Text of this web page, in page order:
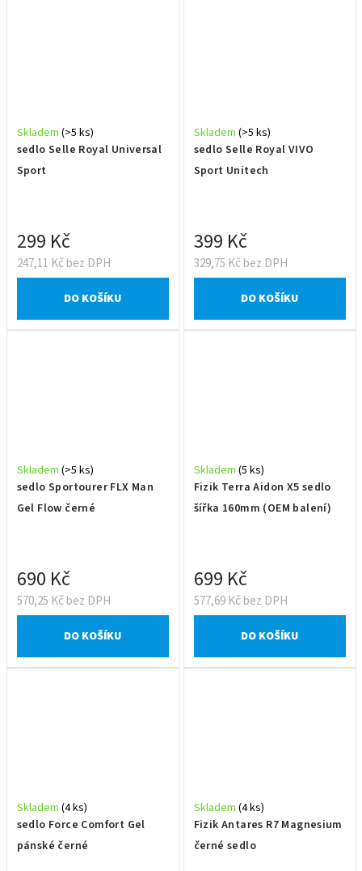
sedlo Selle Royal Universal
Sport
Skladem (>5 ks)
247,11 Kč bez DPH
299 Kč
DO KOŠÍKU
sedlo Selle Royal VIVO
Sport Unitech
Skladem (>5 ks)
329,75 Kč bez DPH
399 Kč
DO KOŠÍKU
sedlo Sportourer FLX Man
Gel Flow černé
Skladem (>5 ks)
570,25 Kč bez DPH
690 Kč
DO KOŠÍKU
Fizik Terra Aidon X5 sedlo
šířka 160mm (OEM balení)
Skladem (5 ks)
577,69 Kč bez DPH
699 Kč
DO KOŠÍKU
sedlo Force Comfort Gel
pánské černé
Skladem (4 ks)
Fizik Antares R7 Magnesium
černé sedlo
Skladem (4 ks)